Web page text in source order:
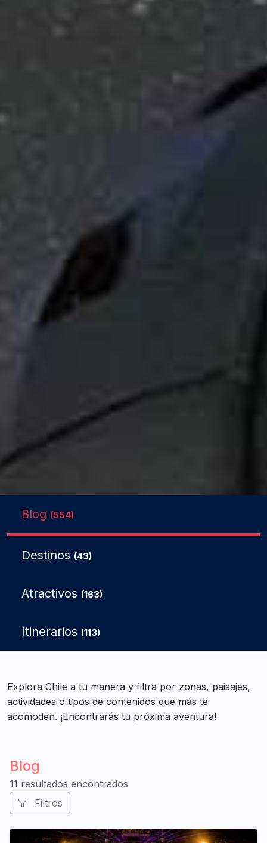
Blog (554)
Destinos (43)
Atractivos (163)
Itinerarios (113)
Explora Chile a tu manera y filtra por zonas, paisajes,
actividades o tipos de contenidos que más te
acomoden. ¡Encontrarás tu próxima aventura!
Blog
11 resultados encontrados
Filtros